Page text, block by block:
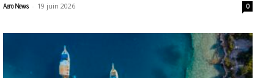
Aero News - 19 juin 2026 0